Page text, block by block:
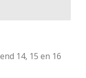
14, 15 en 16